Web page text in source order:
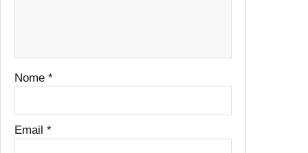
Nome *
Email *